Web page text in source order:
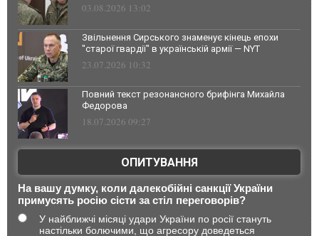
03.08.2026 13:02
Звільнення Сирського знаменує кінець епохи
"старої гвардії" в українській армії — NYT
23.07.2026 10:32
Повний текст резонансного брифінга Михайла
Федорова
18.07.2026 09:27
ОПИТУВАННЯ
На вашу думку, коли далекобійні санкції України
примусять росію сісти за стіл переговорів?
У найближчі місяці удари України по росії стануть
настільки болючими, що агресору доведеться